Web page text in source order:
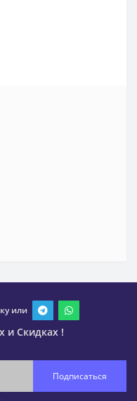
или
и Скидках !
Подписаться